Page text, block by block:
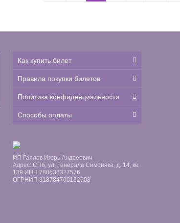
Как купить билет
Правила покупки билетов
Политика конфиденциальности
Способы оплаты
ИП Гаялов Игорь Андреевич
Адрес: СПб, ул. Генерала Симоняка, д. 14, кв.
139 ИНН 780536327576
ОГРНИП 318784700132503